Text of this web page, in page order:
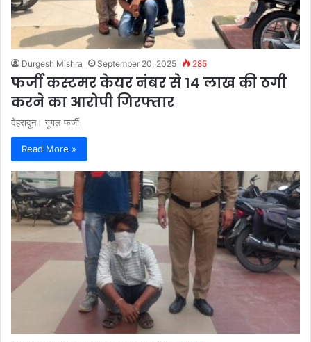
Durgesh Mishra September 20, 2025 285
फर्जी कस्टमर केयर नंबर से 14 लाख की ठगी
करने का आरोपी गिरफ्तार
देहरादून। गूगल फर्जी
Read More »